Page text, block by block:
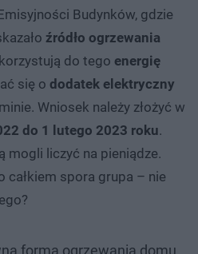
Budynków, gdzie
źródło ogrzewania
do tego energię
się o dodatek elektryczny
Wniosek należy złożyć w
do 1 lutego 2023 roku.
mogli liczyć na pieniądze.
całkiem spora grupa – nie
forma ogrzewania domu